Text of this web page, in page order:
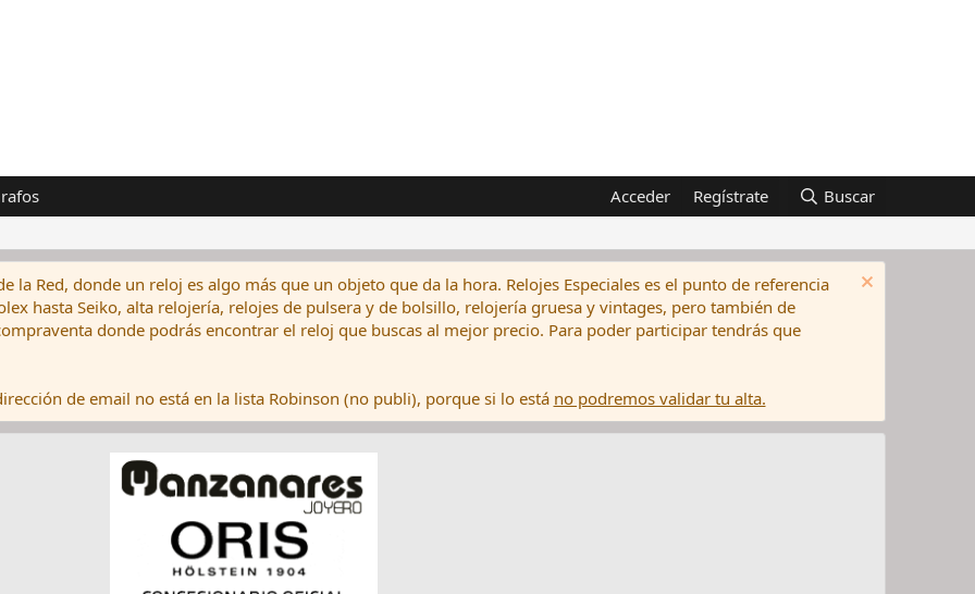
Acceder Regístrate Buscar
la Red, donde un reloj es algo más que un objeto que da la hora. Relojes Especiales es el punto de referencia
hasta Seiko, alta relojería, relojes de pulsera y de bolsillo, relojería gruesa y vintages, pero también de
donde podrás encontrar el reloj que buscas al mejor precio. Para poder participar tendrás que
de email no está en la lista Robinson (no publi), porque si lo está no podremos validar tu alta.